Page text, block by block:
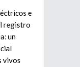
e
registro
un
vivos